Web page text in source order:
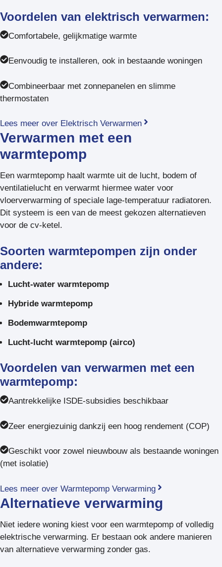
Voordelen van elektrisch verwarmen:
Comfortabele, gelijkmatige warmte
Eenvoudig te installeren, ook in bestaande woningen
Combineerbaar met zonnepanelen en slimme
thermostaten
Lees meer over Elektrisch Verwarmen
Verwarmen met een
warmtepomp
Een warmtepomp haalt warmte uit de lucht, bodem of
ventilatielucht en verwarmt hiermee water voor
vloerverwarming of speciale lage-temperatuur radiatoren.
Dit systeem is een van de meest gekozen alternatieven
voor de cv-ketel.
Soorten warmtepompen zijn onder
andere:
Lucht-water warmtepomp
Hybride warmtepomp
Bodemwarmtepomp
Lucht-lucht warmtepomp (airco)
Voordelen van verwarmen met een
warmtepomp:
Aantrekkelijke ISDE-subsidies beschikbaar
Zeer energiezuinig dankzij een hoog rendement (COP)
Geschikt voor zowel nieuwbouw als bestaande woningen
(met isolatie)
Lees meer over Warmtepomp Verwarming
Alternatieve verwarming
Niet iedere woning kiest voor een warmtepomp of volledig
elektrische verwarming. Er bestaan ook andere manieren
van alternatieve verwarming zonder gas.